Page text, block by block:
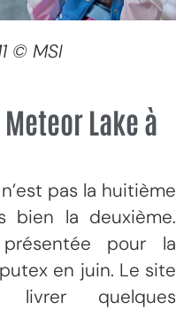
© MSI
Meteor Lake à
pas la huitième
bien la deuxième.
pour la
en juin. Le site
quelques